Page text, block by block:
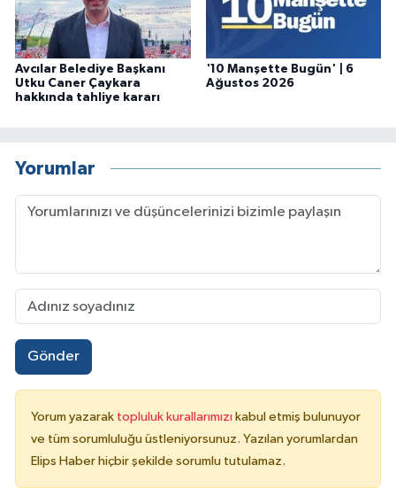
Avcılar Belediye Başkanı
Utku Caner Çaykara
hakkında tahliye kararı
'10 Manşette Bugün' | 6
Ağustos 2026
Yorumlar
Gönder
Yorum yazarak topluluk kurallarımızı kabul etmiş bulunuyor
ve tüm sorumluluğu üstleniyorsunuz. Yazılan yorumlardan
Elips Haber hiçbir şekilde sorumlu tutulamaz.